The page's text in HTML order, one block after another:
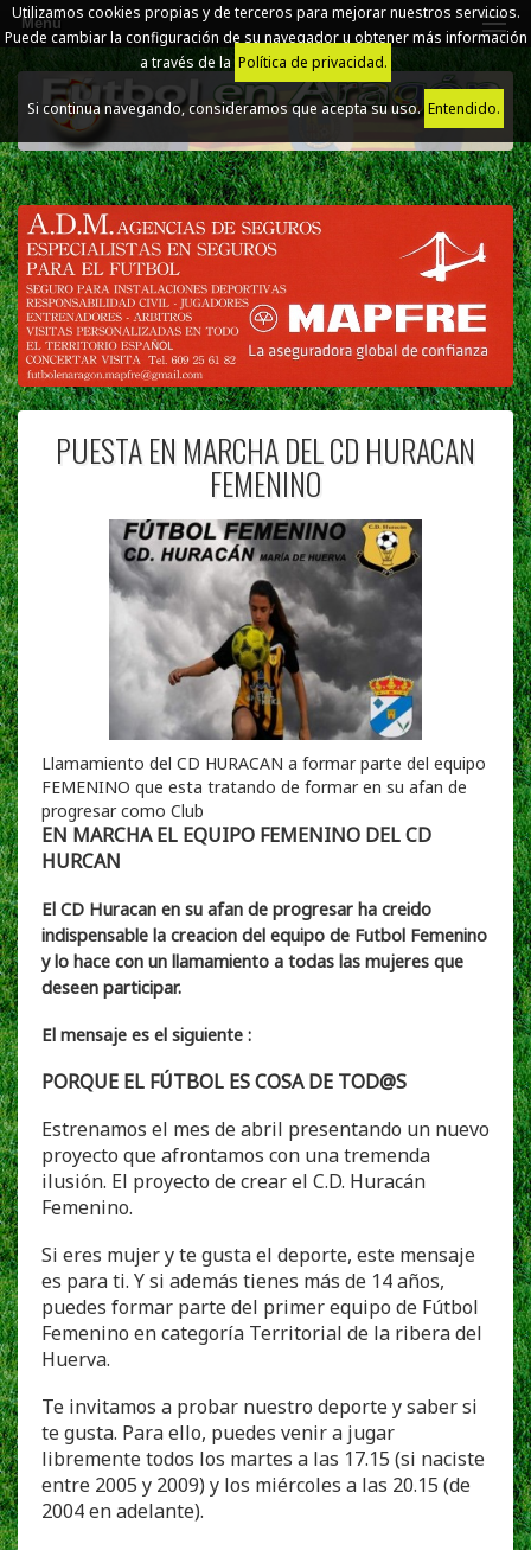
Utilizamos cookies propias y de terceros para mejorar nuestros servicios.
Puede cambiar la configuración de su navegador u obtener más información
a través de la Política de privacidad.
Si continua navegando, consideramos que acepta su uso.Entendido.
Menú
PUESTA EN MARCHA DEL CD HURACAN
FEMENINO
Llamamiento del CD HURACAN a formar parte del equipo
FEMENINO que esta tratando de formar en su afan de
progresar como Club
EN MARCHA EL EQUIPO FEMENINO DEL CD
HURCAN
El CD Huracan en su afan de progresar ha creido
indispensable la creacion del equipo de Futbol Femenino
y lo hace con un llamamiento a todas las mujeres que
deseen participar.
El mensaje es el siguiente :
PORQUE EL FÚTBOL ES COSA DE TOD@S
Estrenamos el mes de abril presentando un nuevo
proyecto que afrontamos con una tremenda
ilusión. El proyecto de crear el C.D. Huracán
Femenino.
Si eres mujer y te gusta el deporte, este mensaje
es para ti. Y si además tienes más de 14 años,
puedes formar parte del primer equipo de Fútbol
Femenino en categoría Territorial de la ribera del
Huerva.
Te invitamos a probar nuestro deporte y saber si
te gusta. Para ello, puedes venir a jugar
libremente todos los martes a las 17.15 (si naciste
entre 2005 y 2009) y los miércoles a las 20.15 (de
2004 en adelante).